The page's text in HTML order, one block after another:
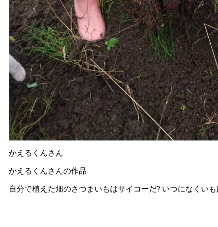
かえるくんさん
かえるくんさんの作品
自分で植えた畑のさつまいもはサイコーだ? いつになくい